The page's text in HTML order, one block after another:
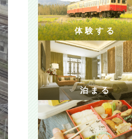
体験する
泊まる